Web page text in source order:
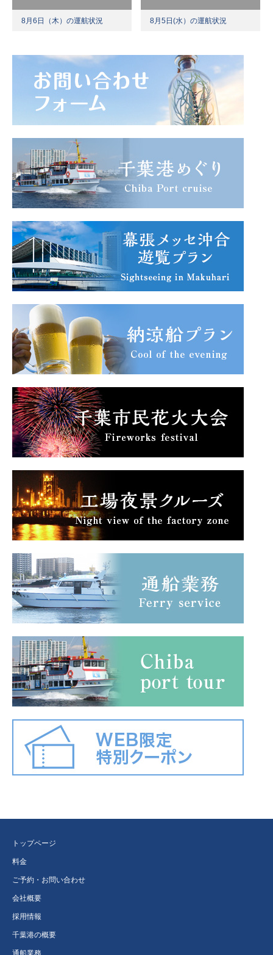
8月6日（木）の運航状況 8月5日(水）の運航状況
トップページ
料金
ご予約・お問い合わせ
会社概要
採用情報
千葉港の概要
通船業務